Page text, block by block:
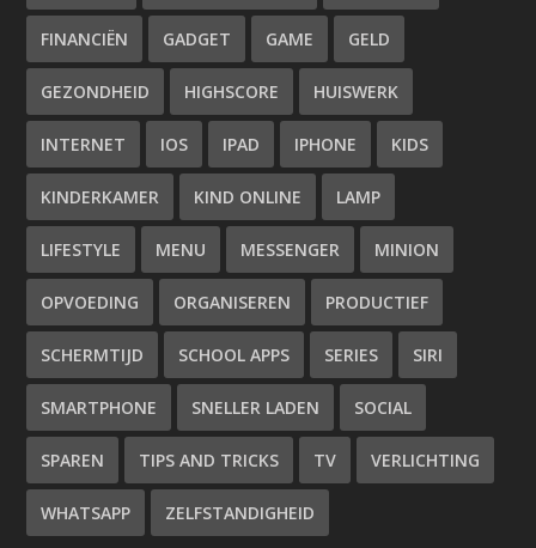
FINANCIËN GADGET GAME GELD
GEZONDHEID HIGHSCORE HUISWERK
INTERNET IOS IPAD IPHONE KIDS
KINDERKAMER KIND ONLINE LAMP
LIFESTYLE MENU MESSENGER MINION
OPVOEDING ORGANISEREN PRODUCTIEF
SCHERMTIJD SCHOOL APPS SERIES SIRI
SMARTPHONE SNELLER LADEN SOCIAL
SPAREN TIPS AND TRICKS TV VERLICHTING
WHATSAPP ZELFSTANDIGHEID